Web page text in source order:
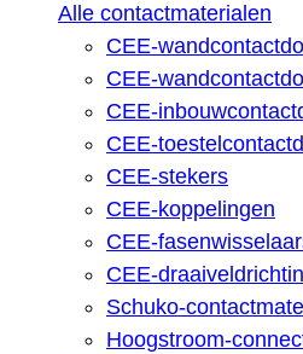
Alle contactmaterialen
CEE-
CEE-
CEE-
CEE-
CEE-stekers
CEE-koppelingen
CEE-
CEE-
Schuko-
Hoogstroom-